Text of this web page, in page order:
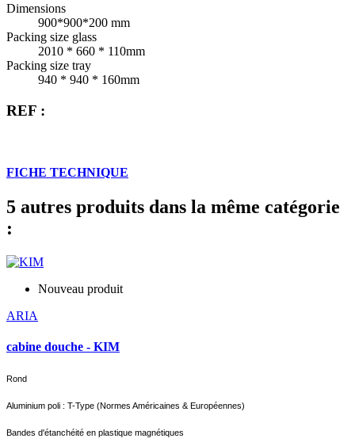
Dimensions
900*900*200 mm
Packing size glass
2010 * 660 * 110mm
Packing size tray
940 * 940 * 160mm
REF :
FICHE TECHNIQUE
5 autres produits dans la même catégorie
:
Nouveau produit
ARIA
cabine douche - KIM
Rond
Aluminium poli : T-Type (Normes Américaines & Européennes)
Bandes d'étanchéité en plastique magnétiques